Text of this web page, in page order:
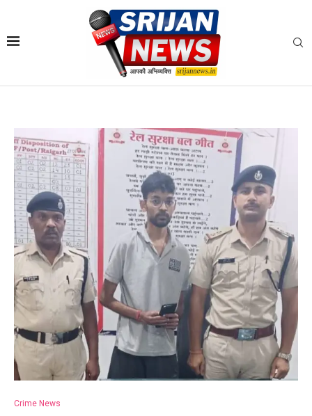
Crime News